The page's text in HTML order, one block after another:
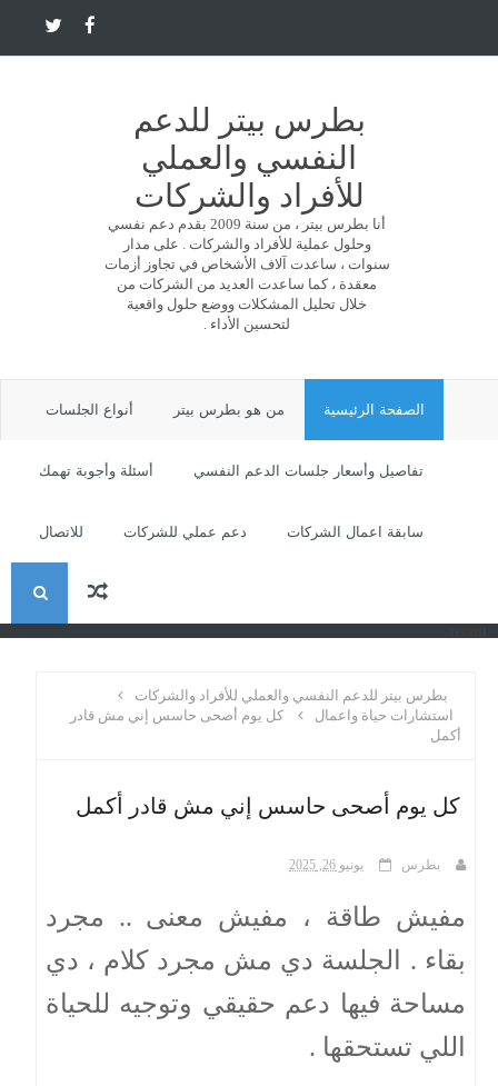
بطرس بيتر للدعم
النفسي والعملي
للأفراد والشركات
أنا بطرس بيتر ، من سنة 2009 بقدم دعم نفسي
وحلول عملية للأفراد والشركات . على مدار
سنوات ، ساعدت آلاف الأشخاص في تجاوز أزمات
معقدة ، كما ساعدت العديد من الشركات من
خلال تحليل المشكلات ووضع حلول واقعية
لتحسين الأداء .
الصفحة الرئيسية من هو بطرس بيتر أنواع الجلسات
تفاصيل وأسعار جلسات الدعم النفسي أسئلة وأجوبة تهمك
سابقة اعمال الشركات دعم عملي للشركات للاتصال
ا
بطرس بيتر للدعم النفسي والعملي للأفراد والشركات
استشارات حياة واعمال
كل يوم أصحى حاسس إني مش قادر
أكمل
كل يوم أصحى حاسس إني مش قادر أكمل
بطرس يونيو 26, 2025
مفيش طاقة ، مفيش معنى .. مجرد
بقاء . الجلسة دي مش مجرد كلام ، دي
مساحة فيها دعم حقيقي وتوجيه للحياة
اللي تستحقها .